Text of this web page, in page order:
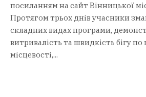
посиланням на сайт Вінницької
Протягом трьох днів учасники
складних видах програми,
витривалість та швидкість бігу по
місцевості,...